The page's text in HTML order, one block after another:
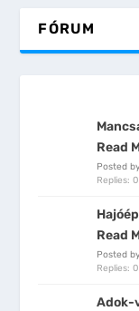
FÓRUM
Read
Posted
Replies: 0
Read
Posted
Replies: 0
Adok-